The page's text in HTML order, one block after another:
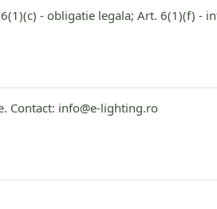
- obligatie legala; Art. 6(1)(f) -
Contact: info@e-lighting.ro